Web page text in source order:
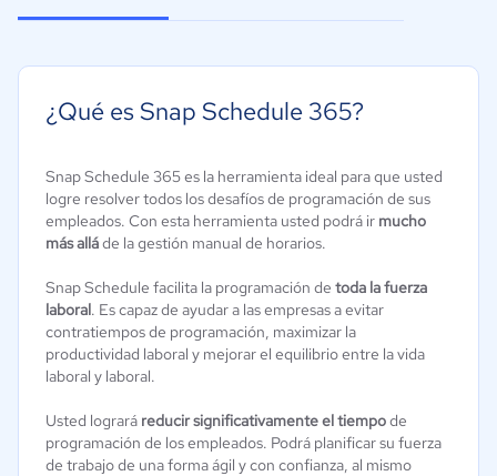
¿Qué es Snap Schedule 365?
Snap Schedule 365 es la herramienta ideal para que usted
logre resolver todos los desafíos de programación de sus
empleados. Con esta herramienta usted podrá ir mucho
más alláde la gestión manual de horarios.
Snap Schedule facilita la programación de toda la fuerza
laboral. Es capaz de ayudar a las empresas a evitar
contratiempos de programación, maximizar la
productividad laboral y mejorar el equilibrio entre la vida
laboral y laboral.
Usted logrará reducir significativamente el tiempode
programación de los empleados. Podrá planificar su fuerza
de trabajo de una forma ágil y con confianza, al mismo